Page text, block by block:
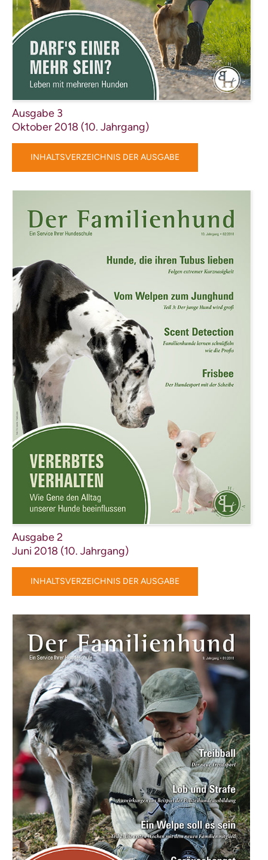
Ausgabe 3
Oktober 2018 (10. Jahrgang)
INHALTSVERZEICHNIS DER AUSGABE
Ausgabe 2
Juni 2018 (10. Jahrgang)
INHALTSVERZEICHNIS DER AUSGABE